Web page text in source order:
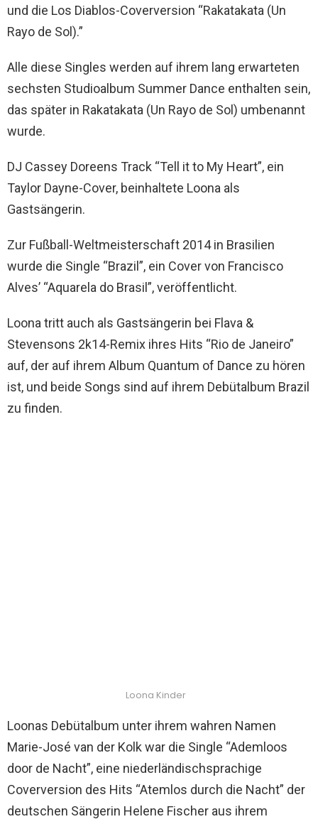
und die Los Diablos-Coverversion “Rakatakata (Un
Rayo de Sol).”
Alle diese Singles werden auf ihrem lang erwarteten
sechsten Studioalbum Summer Dance enthalten sein,
das später in Rakatakata (Un Rayo de Sol) umbenannt
wurde.
DJ Cassey Doreens Track “Tell it to My Heart”, ein
Taylor Dayne-Cover, beinhaltete Loona als
Gastsängerin.
Zur Fußball-Weltmeisterschaft 2014 in Brasilien
wurde die Single “Brazil”, ein Cover von Francisco
Alves’ “Aquarela do Brasil”, veröffentlicht.
Loona tritt auch als Gastsängerin bei Flava &
Stevensons 2k14-Remix ihres Hits “Rio de Janeiro”
auf, der auf ihrem Album Quantum of Dance zu hören
ist, und beide Songs sind auf ihrem Debütalbum Brazil
zu finden.
Loona Kinder
Loonas Debütalbum unter ihrem wahren Namen
Marie-José van der Kolk war die Single “Ademloos
door de Nacht”, eine niederländischsprachige
Coverversion des Hits “Atemlos durch die Nacht” der
deutschen Sängerin Helene Fischer aus ihrem